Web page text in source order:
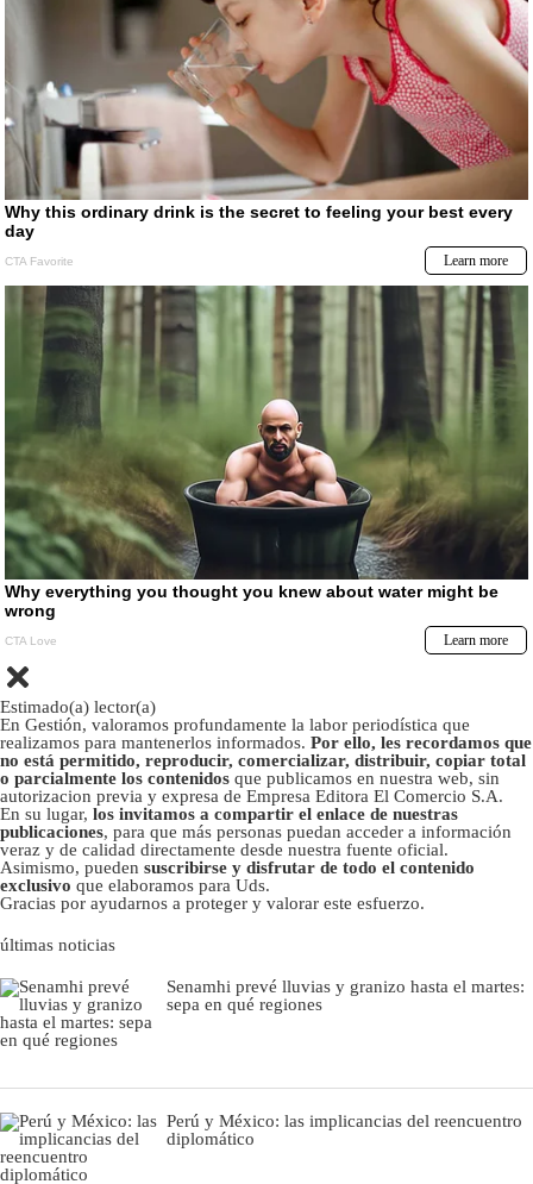
Estimado(a) lector(a)
En Gestión, valoramos profundamente la labor periodística que
realizamos para mantenerlos informados. Por ello, les recordamos que
no está permitido, reproducir, comercializar, distribuir, copiar total
o parcialmente los contenidos que publicamos en nuestra web, sin
autorizacion previa y expresa de Empresa Editora El Comercio S.A.
En su lugar, los invitamos a compartir el enlace de nuestras
publicaciones, para que más personas puedan acceder a información
veraz y de calidad directamente desde nuestra fuente oficial.
Asimismo, pueden suscribirse y disfrutar de todo el contenido
exclusivo que elaboramos para Uds.
Gracias por ayudarnos a proteger y valorar este esfuerzo.
últimas noticias
Senamhi prevé lluvias y granizo hasta el martes:
sepa en qué regiones
Perú y México: las implicancias del reencuentro
diplomático